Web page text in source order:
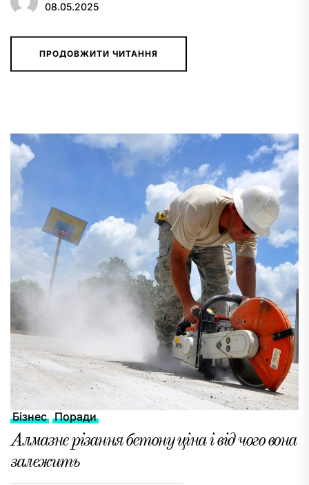
08.05.2025
ПРОДОВЖИТИ ЧИТАННЯ
Бізнес Поради
Алмазне різання бетону ціна і від чого вона
залежить